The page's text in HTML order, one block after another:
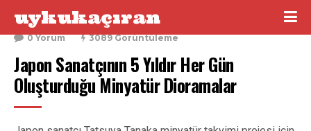
uykukaçıran
20 Ocak 2017
0 Yorum
3089 Görüntüleme
Japon Sanatçının 5 Yıldır Her Gün
Oluşturduğu Minyatür Dioramalar